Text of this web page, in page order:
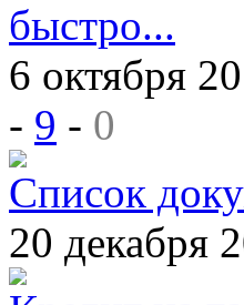
быстро...
6 октября
- 9 - 0
Список
20 декабря